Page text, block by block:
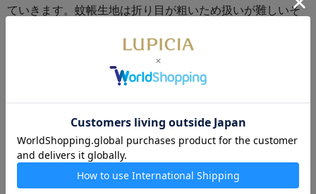
ていきます。蚊帳生地は折り目が粗いため扱いが難しいそ
ズレないよう正確にコントロールし、どんどん真っすぐに
縫っていきます。ふきんのフチをかがるところには、性質
の異なる2種類の糸が使われていて、ほつれにくくする工夫
最後に裁断されたふきんが出てくるのですが、その積み重
なった様は、まるでミルフィーユ！「バームクーヘンから
ミルフィーユになった！」と食いしん坊のルピシアスタッ